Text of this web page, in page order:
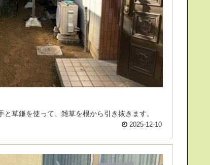
むしりをご用命いただきました。 手と草鎌を使って、雑草を根から引き抜きます。
2025-12-10